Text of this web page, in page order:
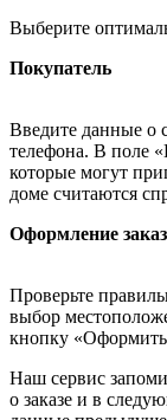
Выберите
Покупатель
Введите данные о
телефона. В поле
которые могут
доме считаются
Оформление
Проверьте
выбор
кнопку «Оформить
Наш сервис
о заказе и в